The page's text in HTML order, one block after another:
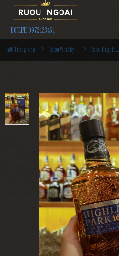
HOTLINE 0972.12345.1
Trang chủ Rượu Whisky Rượu Highland Park 16YO Wings Of The Eagle